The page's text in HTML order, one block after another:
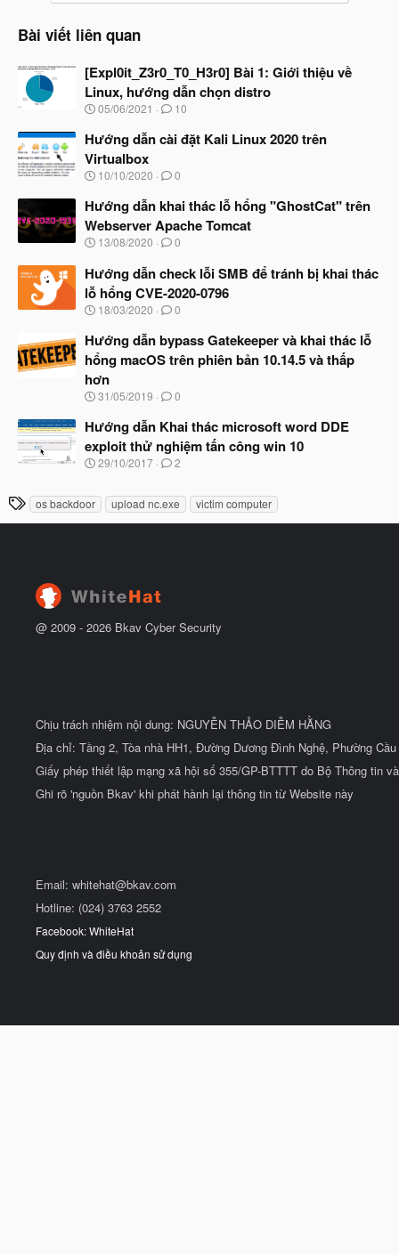
Bài viết liên quan
[Expl0it_Z3r0_T0_H3r0] Bài 1: Giới thiệu về
Linux, hướng dẫn chọn distro
N
à
b
ắ
đ
ầ
u
05/06/2021 10
Hướng dẫn cài đặt Kali Linux 2020 trên
Virtualbox
N
à
b
ắ
đ
ầ
u
10/10/2020 0
Hướng dẫn khai thác lỗ hổng "GhostCat" trên
Webserver Apache Tomcat
N
à
y
b
ắ
đ
ầ
u
13/08/2020 0
Hướng dẫn check lỗi SMB để tránh bị khai thác
lỗ hổng CVE-2020-0796
N
à
y
b
ắ
t
ầ
u
18/03/2020 0
Hướng dẫn bypass Gatekeeper và khai thác lỗ
hổng macOS trên phiên bản 10.14.5 và thấp
hơn
N
à
b
ắ
đ
ầ
u
31/05/2019 0
Hướng dẫn Khai thác microsoft word DDE
exploit thử nghiệm tấn công win 10
N
u
29/10/2017 2
T
h
os backdoor upload nc.exe victim computer
@ 2009 - 2026 Bkav Cyber Security
Chịu trách nhiệm nội dung: NGUYỄN THẢO DIỄM HẰNG
Địa chỉ: Tầng 2, Tòa nhà HH1, Đường Dương Đình Nghệ, Phường
Giấy phép thiết lập mạng xã hội số 355/GP-BTTTT do Bộ Thông tin
Ghi rõ 'nguồn Bkav' khi phát hành lại thông tin từ Website này
Email: whitehat@bkav.com
Hotline: (024) 3763 2552
Facebook: WhiteHat
Quy định và điều khoản sử dụng